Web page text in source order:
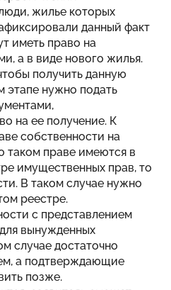
жилье которых
данный факт
иметь право на
а в виде нового жилья.
получить данную
этапе нужно подать
на ее получение. К
собственности на
таком праве имеются в
имущественных прав, то
В таком случае нужно
реестре.
с представлением
вынужденных
случае достаточно
а подтверждающие
позже.